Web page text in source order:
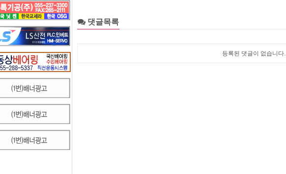
댓글목록
등록된 댓글이 없습니다.